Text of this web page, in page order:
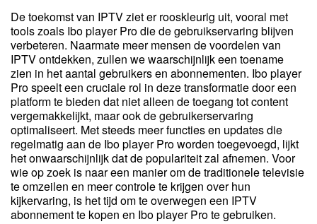
De toekomst van IPTV ziet er rooskleurig uit, vooral met
tools zoals Ibo player Pro die de gebruikservaring blijven
verbeteren. Naarmate meer mensen de voordelen van
IPTV ontdekken, zullen we waarschijnlijk een toename
zien in het aantal gebruikers en abonnementen. Ibo player
Pro speelt een cruciale rol in deze transformatie door een
platform te bieden dat niet alleen de toegang tot content
vergemakkelijkt, maar ook de gebruikerservaring
optimaliseert. Met steeds meer functies en updates die
regelmatig aan de Ibo player Pro worden toegevoegd, lijkt
het onwaarschijnlijk dat de populariteit zal afnemen. Voor
wie op zoek is naar een manier om de traditionele televisie
te omzeilen en meer controle te krijgen over hun
kijkervaring, is het tijd om te overwegen een IPTV
abonnement te kopen en Ibo player Pro te gebruiken.